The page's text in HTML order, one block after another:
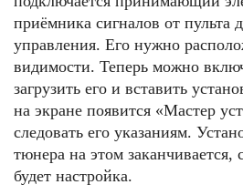
приёмника сигналов от пульта
управления. Его нужно
видимости. Теперь можно
загрузить его и вставить
на экране появится «Мастер
следовать его указаниям.
тюнера на этом
будет настройка.